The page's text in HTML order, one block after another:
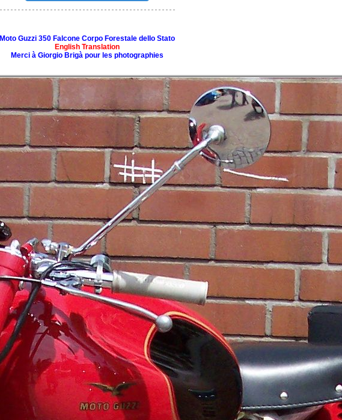
Moto Guzzi 350 Falcone Corpo Forestale dello Stato
English Translation
Merci à Giorgio Brigà pour les photographies